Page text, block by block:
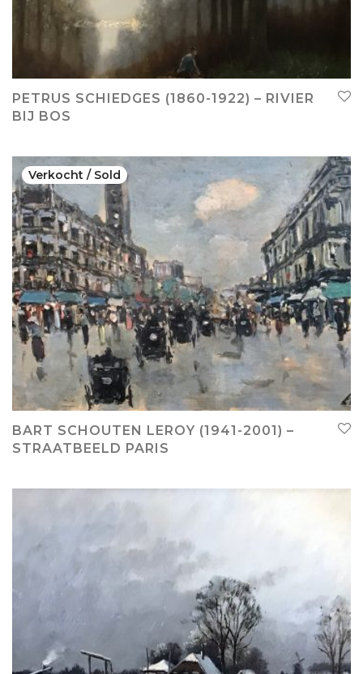
PETRUS SCHIEDGES (1860-1922) – RIVIER
BIJ BOS
BART SCHOUTEN LEROY (1941-2001) –
STRAATBEELD PARIS